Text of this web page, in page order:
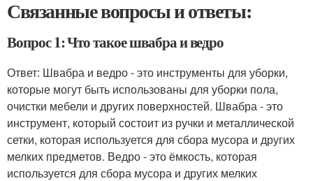
Связанные вопросы и ответы:
Вопрос 1: Что такое швабра и ведро
Ответ: Швабра и ведро - это инструменты для уборки,
которые могут быть использованы для уборки пола,
очистки мебели и других поверхностей. Швабра - это
инструмент, который состоит из ручки и металлической
сетки, которая используется для сбора мусора и других
мелких предметов. Ведро - это ёмкость, которая
используется для сбора мусора и других мелких